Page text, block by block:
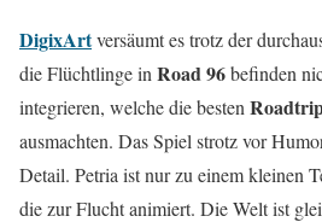
DigixArtversäumt es trotz der
die Flüchtlinge in Road 96befinden
integrieren, welche die besten
ausmachten. Das Spiel strotz vor
Detail. Petria ist nur zu einem kleinen
die zur Flucht animiert. Die Welt ist